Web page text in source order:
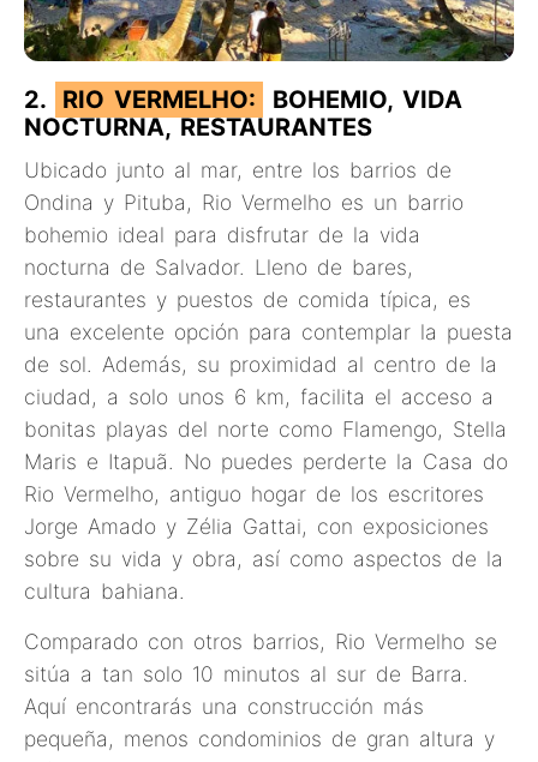
2. RIO VERMELHO:
BOHEMIO, VIDA
NOCTURNA, RESTAURANTES
Ubicado junto al mar, entre los barrios de
Ondina y Pituba, Rio Vermelho es un barrio
bohemio ideal para disfrutar de la vida
nocturna de Salvador. Lleno de bares,
restaurantes y puestos de comida típica, es
una excelente opción para contemplar la puesta
de sol. Además, su proximidad al centro de la
ciudad, a solo unos 6 km, facilita el acceso a
bonitas playas del norte como Flamengo, Stella
Maris e Itapuã. No puedes perderte la Casa do
Rio Vermelho, antiguo hogar de los escritores
Jorge Amado y Zélia Gattai, con exposiciones
sobre su vida y obra, así como aspectos de la
cultura bahiana.
Comparado con otros barrios, Rio Vermelho se
sitúa a tan solo 10 minutos al sur de Barra.
Aquí encontrarás una construcción más
pequeña, menos condominios de gran altura y